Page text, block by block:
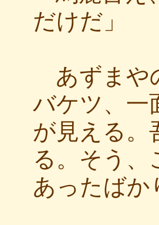
だけだ」
あずまや
バケツ、一
が見える。
る。そう、
あったばか